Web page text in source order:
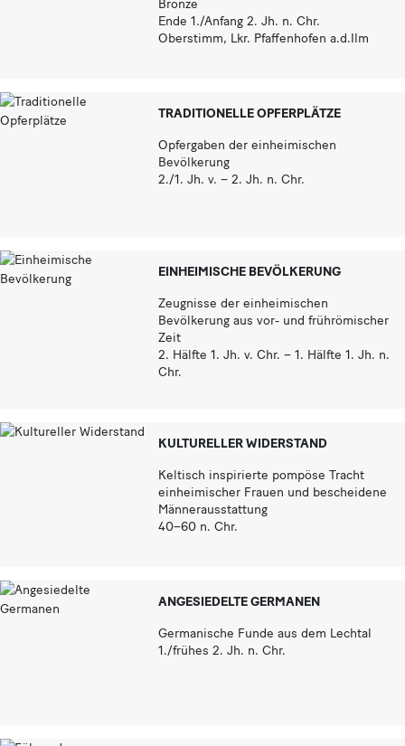
Bronze
Ende 1./Anfang 2. Jh. n. Chr.
Oberstimm, Lkr. Pfaffenhofen a.d.Ilm
TRADITIONELLE OPFERPLÄTZE
Opfergaben der einheimischen
Bevölkerung
2./1. Jh. v. – 2. Jh. n. Chr.
EINHEIMISCHE BEVÖLKERUNG
Zeugnisse der einheimischen
Bevölkerung aus vor- und frührömischer
Zeit
2. Hälfte 1. Jh. v. Chr. – 1. Hälfte 1. Jh. n.
Chr.
KULTURELLER WIDERSTAND
Keltisch inspirierte pompöse Tracht
einheimischer Frauen und bescheidene
Männerausstattung
40–60 n. Chr.
ANGESIEDELTE GERMANEN
Germanische Funde aus dem Lechtal
1./frühes 2. Jh. n. Chr.